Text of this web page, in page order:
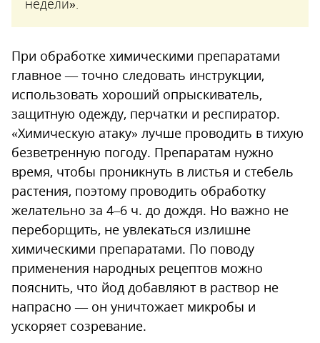
недели».
При обработке химическими препаратами
главное — точно следовать инструкции,
использовать хороший опрыскиватель,
защитную одежду, перчатки и респиратор.
«Химическую атаку» лучше проводить в тихую
безветренную погоду. Препаратам нужно
время, чтобы проникнуть в листья и стебель
растения, поэтому проводить обработку
желательно за 4–6 ч. до дождя. Но важно не
переборщить, не увлекаться излишне
химическими препаратами. По поводу
применения народных рецептов можно
пояснить, что йод добавляют в раствор не
напрасно — он уничтожает микробы и
ускоряет созревание.